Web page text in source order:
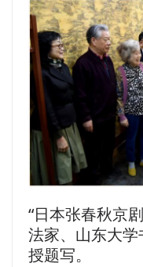
“日本张春秋京
法家、山东大
授题写。